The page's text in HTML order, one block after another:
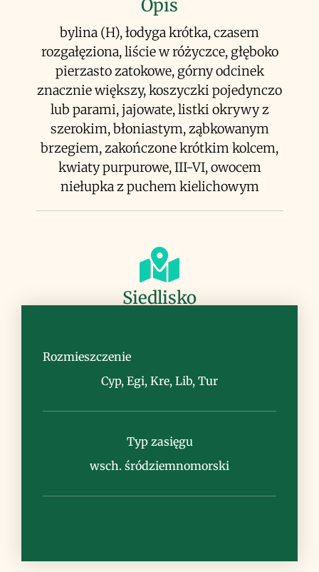
Opis
bylina (H), łodyga krótka, czasem
rozgałęziona, liście w różyczce, głęboko
pierzasto zatokowe, górny odcinek
znacznie większy, koszyczki pojedynczo
lub parami, jajowate, listki okrywy z
szerokim, błoniastym, ząbkowanym
brzegiem, zakończone krótkim kolcem,
kwiaty purpurowe, III-VI, owocem
niełupka z puchem kielichowym
Siedlisko
Uwagi
Rozmieszczenie
Cyp, Egi, Kre, Lib, Tur
Typ zasięgu
wsch. śródziemnomorski